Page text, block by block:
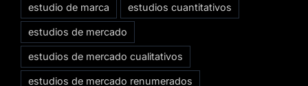
estudio de marca estudios cuantitativos
estudios de mercado
estudios de mercado cualitativos
estudios de mercado renumerados